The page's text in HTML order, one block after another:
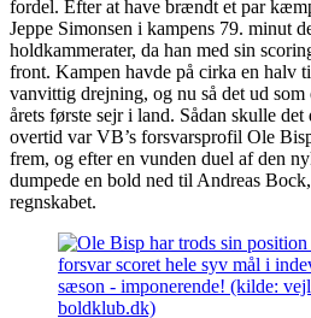
fordel. Efter at have brændt et par
Jeppe Simonsen i kampens 79. minut
holdkammerater, da han med sin
front. Kampen havde på cirka en halv
vanvittig drejning, og nu så det ud
årets første sejr i land. Sådan skulle
overtid var VB’s forsvarsprofil Ole
frem, og efter en vunden duel af den
dumpede en bold ned til Andreas
regnskabet.